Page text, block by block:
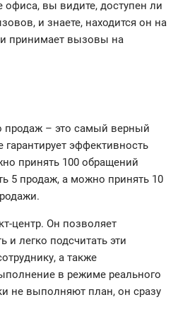
офиса, вы видите, доступен ли
и знаете, находится он на
принимает вызовы на
продаж – это самый верный
эффективность
принять 100 обращений
5 продаж, а можно принять 10
центр. Он позволяет
и легко подсчитать эти
а также
в режиме реального
не выполняют план, он сразу